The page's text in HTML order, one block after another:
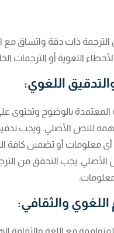
ذات دقة واتساق مع
اللغوية أو الترجمات
اللغوي:
المعتمدة بالوضوح وتحتوي
للنص الأصلي. ويجب
معلومات أو تضمين كافة
يجب التحقق من
اللغوي والثقافي:
مع اللغة والثقافة